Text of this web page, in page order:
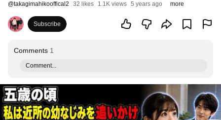
@takagimahikooffical2 32 likes 1.1K views 5 years ago more
Subscribe
Comments 1
Comment...